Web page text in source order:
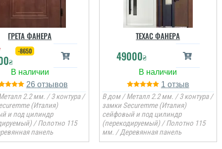
ГРЕТА ФАНЕРА
₴
-8650
26
2.2 мм. / 3 контура /
(Италия)
и под цилиндр
/ Полотно 115
панель
ТЕХАС ФАНЕРА
49000₴
1
В дом / Металл 2.2 мм. / 3 контура /
замки Securemme (Италия)
сейфовый и под цилиндр
(перекодируемый) / Полотно 115
мм. / Деревянная панель